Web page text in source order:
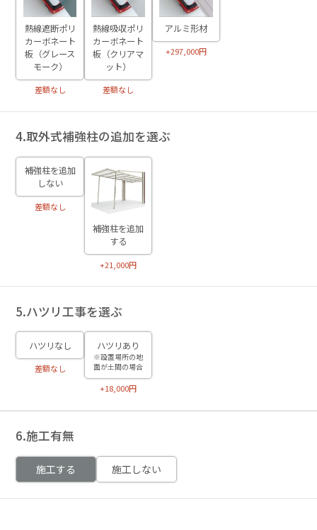
熱線遮断ポリ
カーボネート
板（グレース
モーク）
差額なし
熱線吸収ポリ
カーボネート
板（クリアマ
ット）
差額なし
アルミ形材
+297,000円
4.取外式補強柱の追加を選ぶ
補強柱を追加
しない
差額なし
補強柱を追加
する
+21,000円
5.ハツリ工事を選ぶ
ハツリなし
差額なし
ハツリあり
※設置場所の地
面が土間の場合
+18,000円
6.施工有無
施工する 施工しない